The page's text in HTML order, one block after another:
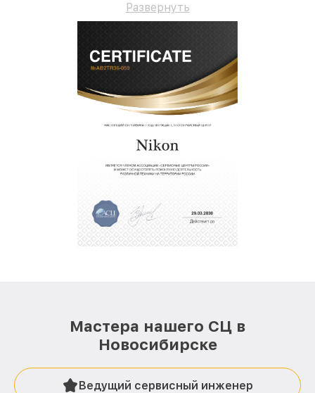
Развернуть
Мастера нашего СЦ в
Новосибирске
Ведущий сервисный инженер